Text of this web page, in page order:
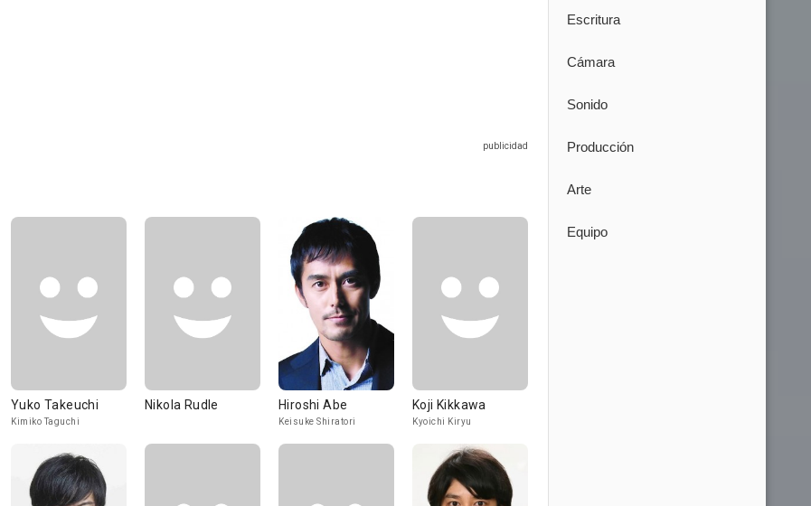
Yuko Takeuchi
Kimiko Taguchi
Nikola Rudle Hiroshi Abe
Keisuke Shiratori
Koji Kikkawa
Kyoichi Kiryu
Escritura
Cámara
Sonido
Producción
Arte
Equipo